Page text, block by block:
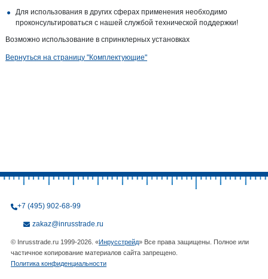
Для использования в других сферах применения необходимо
проконсультироваться с нашей службой технической поддержки!
Возможно использование в спринклерных установках
Вернуться на страницу "Комплектующие"
+7 (495) 902-68-99
zakaz@inrusstrade.ru
© Inrusstrade.ru 1999-2026. «Инрусстрейд» Все права защищены. Полное или
частичное копирование материалов сайта запрещено.
Политика конфиденциальности